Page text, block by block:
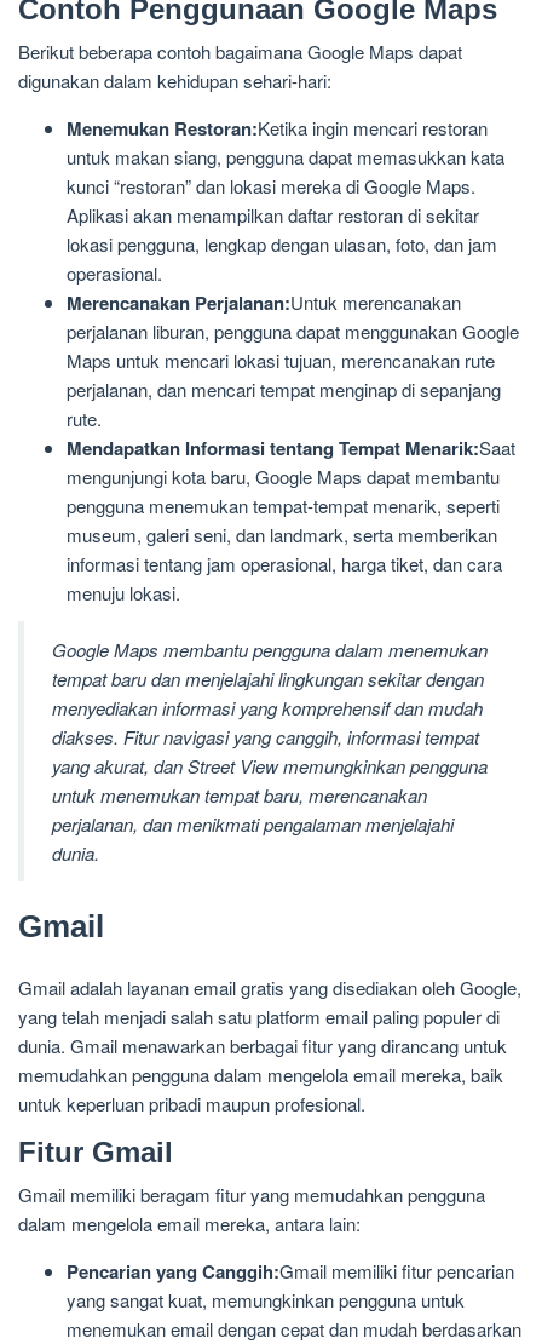
Contoh Penggunaan Google Maps
Berikut beberapa contoh bagaimana Google Maps dapat
digunakan dalam kehidupan sehari-hari:
Menemukan Restoran:Ketika ingin mencari restoran
untuk makan siang, pengguna dapat memasukkan kata
kunci “restoran” dan lokasi mereka di Google Maps.
Aplikasi akan menampilkan daftar restoran di sekitar
lokasi pengguna, lengkap dengan ulasan, foto, dan jam
operasional.
Merencanakan Perjalanan:Untuk merencanakan
perjalanan liburan, pengguna dapat menggunakan Google
Maps untuk mencari lokasi tujuan, merencanakan rute
perjalanan, dan mencari tempat menginap di sepanjang
rute.
Mendapatkan Informasi tentang Tempat Menarik:Saat
mengunjungi kota baru, Google Maps dapat membantu
pengguna menemukan tempat-tempat menarik, seperti
museum, galeri seni, dan landmark, serta memberikan
informasi tentang jam operasional, harga tiket, dan cara
menuju lokasi.
Google Maps membantu pengguna dalam menemukan
tempat baru dan menjelajahi lingkungan sekitar dengan
menyediakan informasi yang komprehensif dan mudah
diakses. Fitur navigasi yang canggih, informasi tempat
yang akurat, dan Street View memungkinkan pengguna
untuk menemukan tempat baru, merencanakan
perjalanan, dan menikmati pengalaman menjelajahi
dunia.
Gmail
Gmail adalah layanan email gratis yang disediakan oleh Google,
yang telah menjadi salah satu platform email paling populer di
dunia. Gmail menawarkan berbagai fitur yang dirancang untuk
memudahkan pengguna dalam mengelola email mereka, baik
untuk keperluan pribadi maupun profesional.
Fitur Gmail
Gmail memiliki beragam fitur yang memudahkan pengguna
dalam mengelola email mereka, antara lain:
Pencarian yang Canggih:Gmail memiliki fitur pencarian
yang sangat kuat, memungkinkan pengguna untuk
menemukan email dengan cepat dan mudah berdasarkan